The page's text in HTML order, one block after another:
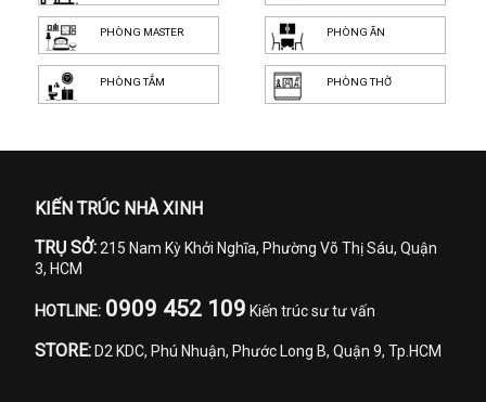
PHÒNG MASTER PHÒNG ĂN
PHÒNG TẮM PHÒNG THỜ
KIẾN TRÚC NHÀ XINH
TRỤ SỞ: 215 Nam Kỳ Khởi Nghĩa, Phường Võ Thị Sáu, Quận
3, HCM
HOTLINE: 0909 452 109 Kiến trúc sư tư vấn
STORE: D2 KDC, Phú Nhuận, Phước Long B, Quận 9, Tp.HCM